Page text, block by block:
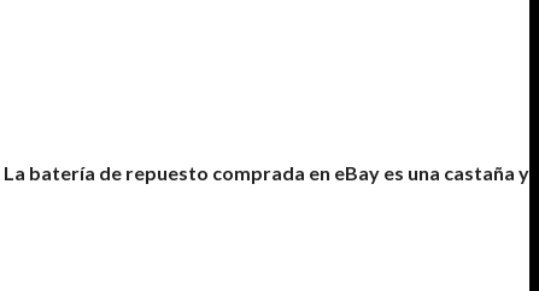
La batería de repuesto comprada en eBay es una castaña y